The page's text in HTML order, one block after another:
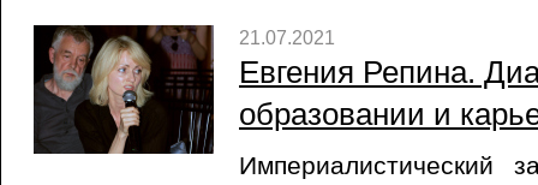
21.07.2021
Евгения Репина.
образовании и
Империалистический